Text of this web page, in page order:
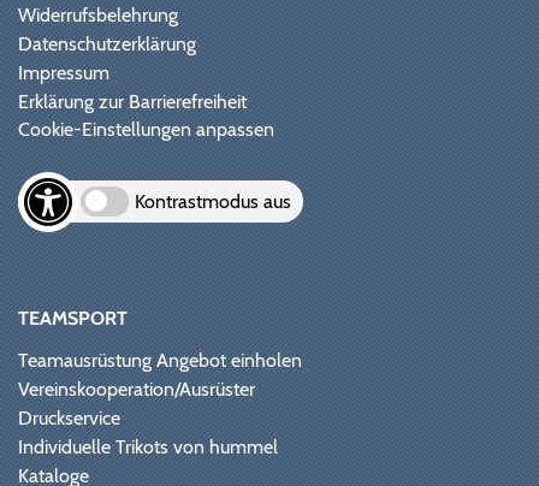
Widerrufsbelehrung
Datenschutzerklärung
Impressum
Erklärung zur Barrierefreiheit
Cookie-Einstellungen anpassen
Kontrastmodus aus
TEAMSPORT
Teamausrüstung Angebot einholen
Vereinskooperation/Ausrüster
Druckservice
Individuelle Trikots von hummel
Kataloge